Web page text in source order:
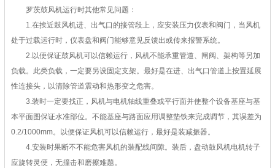
罗茨鼓风机运行时其他常见问题：
1.在挨近鼓风机进、出气口的接管段上，应安装压力仪表和阀门，当风机
处于过载运行时，仪表盘和阀门能够意见反馈出或传来报警系统。
2.以便保证鼓风机可以信赖运行，风机不能承重管道、闸阀、架构等另加
负载。此类负载，一定要另设固定支架。最好是在进、出气口管道上按置延展
性连接头，以清除管道震动和热形变之危害。
3.装时一定要找正，风机与电机轴线重叠或平行面并使整个设备基座与基
本平面图保证水准部位。不能基座与路面应用调整垫铁来完成调节，其误差为
0.2/1000mm。以便保证风机可以信赖运行，最好是装减振器。
4.安装时果断不不能危害风机的装配线间隙。装后，盘动鼓风机电机转子
应旋转灵便，无撞击和磨擦难题。